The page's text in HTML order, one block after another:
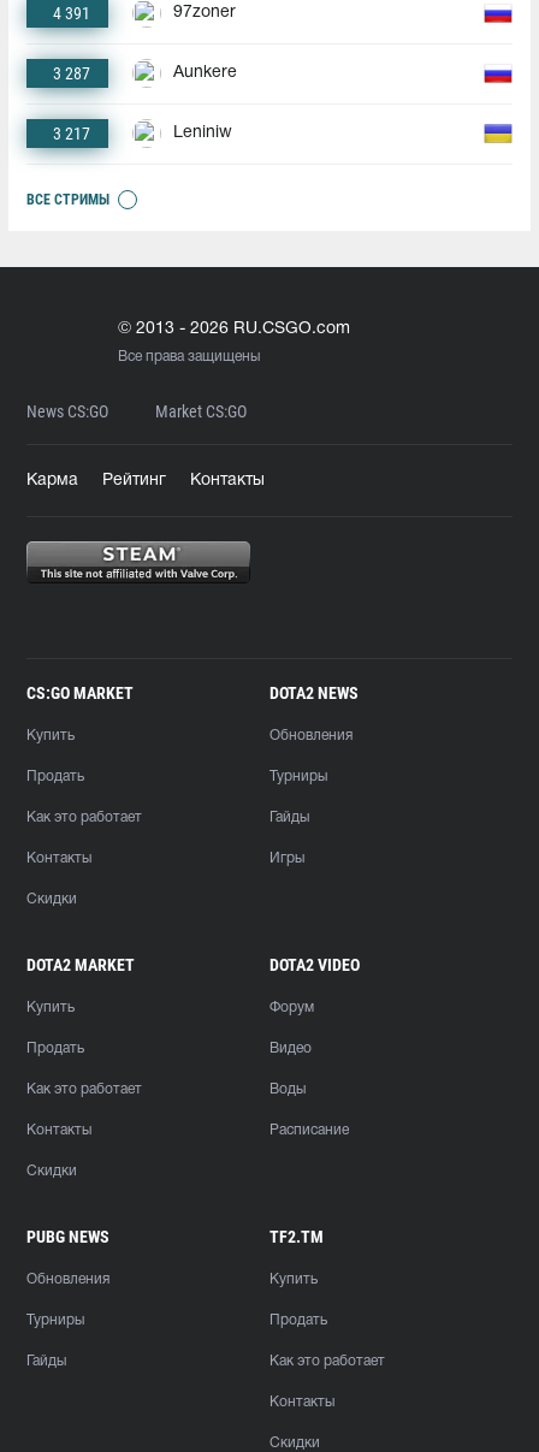
4 391 97zoner
3 287 Aunkere
3 217 Leniniw
ВСЕ СТРИМЫ
© 2013 - 2026 RU.CSGO.com
Все права защищены
News CS:GO Market CS:GO
Карма Рейтинг Контакты
CS:GO MARKET
Купить
Продать
Как это работает
Контакты
Скидки
DOTA2 NEWS
Обновления
Турниры
Гайды
Игры
DOTA2 MARKET
Купить
Продать
Как это работает
Контакты
Скидки
DOTA2 VIDEO
Форум
Видео
Воды
Расписание
PUBG NEWS
Обновления
Турниры
Гайды
TF2.TM
Купить
Продать
Как это работает
Контакты
Скидки